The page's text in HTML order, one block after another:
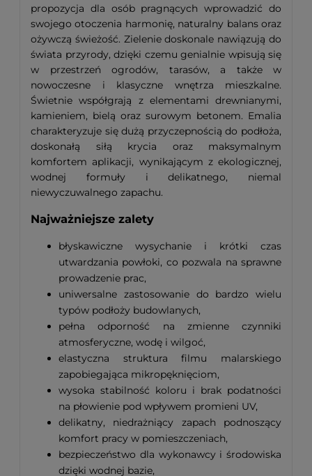
propozycja dla osób pragnących wprowadzić do
swojego otoczenia harmonię, naturalny balans oraz
ożywczą świeżość. Zielenie doskonale nawiązują do
świata przyrody, dzięki czemu genialnie wpisują się
w przestrzeń ogrodów, tarasów, a także w
nowoczesne i klasyczne wnętrza mieszkalne.
Świetnie współgrają z elementami drewnianymi,
kamieniem, bielą oraz surowym betonem. Emalia
charakteryzuje się dużą przyczepnością do podłoża,
doskonałą siłą krycia oraz maksymalnym
komfortem aplikacji, wynikającym z ekologicznej,
wodnej formuły i delikatnego, niemal
niewyczuwalnego zapachu.
Najważniejsze zalety
błyskawiczne wysychanie i krótki czas
utwardzania powłoki, co pozwala na sprawne
prowadzenie prac,
uniwersalne zastosowanie do bardzo wielu
typów podłoży budowlanych,
pełna odporność na zmienne czynniki
atmosferyczne, wodę i wilgoć,
elastyczna struktura filmu malarskiego
zapobiegająca mikropęknięciom,
wysoka stabilność koloru i brak podatności
na płowienie pod wpływem promieni UV,
delikatny, niedrażniący zapach podnoszący
komfort pracy w pomieszczeniach,
bezpieczeństwo dla wykonawcy i środowiska
dzięki wodnej bazie,